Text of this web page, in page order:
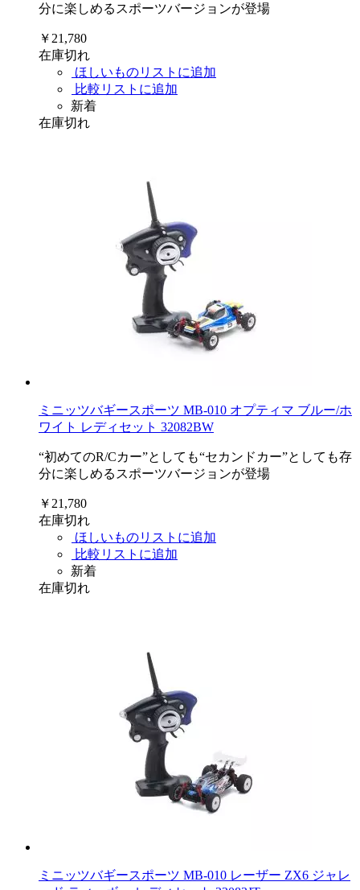
分に楽しめるスポーツバージョンが登場
￥21,780
在庫切れ
ほしいものリストに追加
比較リストに追加
新着
在庫切れ
ミニッツバギースポーツ MB-010 オプティマ ブルー/ホ
ワイト レディセット 32082BW
“初めてのR/Cカー”としても“セカンドカー”としても存
分に楽しめるスポーツバージョンが登場
￥21,780
在庫切れ
ほしいものリストに追加
比較リストに追加
新着
在庫切れ
ミニッツバギースポーツ MB-010 レーザー ZX6 ジャレ